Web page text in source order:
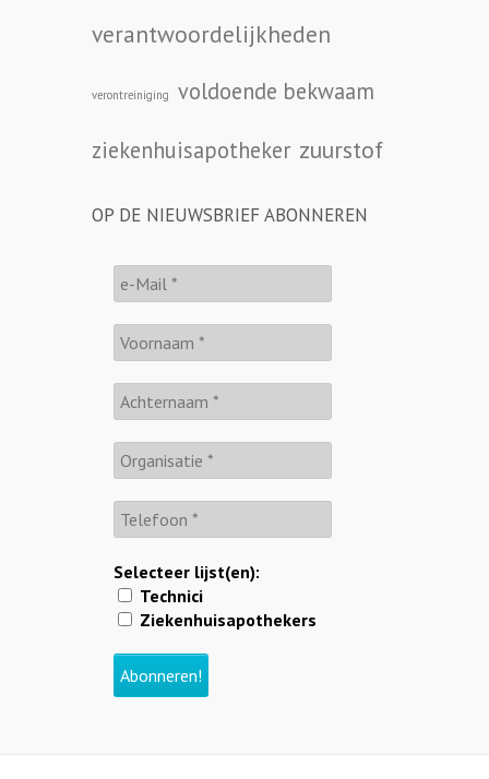
verantwoordelijkheden
verontreiniging
voldoende bekwaam
ziekenhuisapotheker zuurstof
OP DE NIEUWSBRIEF ABONNEREN
Selecteer lijst(en):
Technici
Ziekenhuisapothekers